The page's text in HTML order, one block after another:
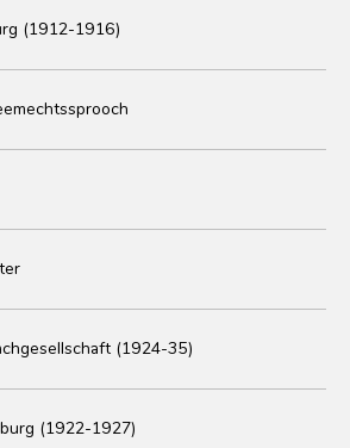
(1912-1916)
(1924-35)
(1922-1927)